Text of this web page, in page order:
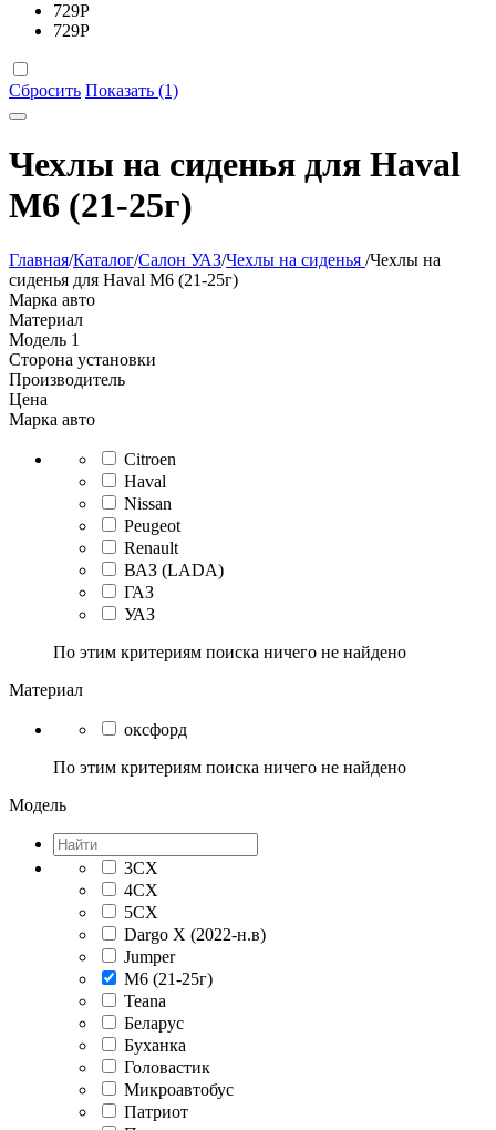
729Р
729Р
Сбросить Показать (1)
Чехлы на сиденья для Haval
M6 (21-25г)
Главная/Каталог/Салон УАЗ/Чехлы на сиденья /Чехлы на
сиденья для Haval M6 (21-25г)
Марка авто
Материал
Модель 1
Сторона установки
Производитель
Цена
Марка авто
Citroen
Haval
Nissan
Peugeot
Renault
ВАЗ (LADA)
ГАЗ
УАЗ
По этим критериям поиска ничего не найдено
Материал
оксфорд
По этим критериям поиска ничего не найдено
Модель
3CX
4CX
5CX
Dargo X (2022-н.в)
Jumper
M6 (21-25г)
Teana
Беларус
Буханка
Головастик
Микроавтобус
Патриот